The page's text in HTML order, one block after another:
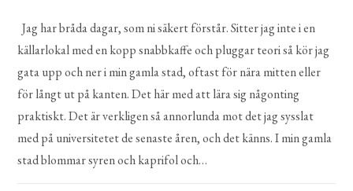
Jag har bråda dagar, som ni säkert förstår. Sitter jag inte i en
källarlokal med en kopp snabbkaffe och pluggar teori så kör jag
gata upp och ner i min gamla stad, oftast för nära mitten eller
för långt ut på kanten. Det här med att lära sig någonting
praktiskt. Det är verkligen så annorlunda mot det jag sysslat
med på universitetet de senaste åren, och det känns. I min gamla
stad blommar syren och kaprifol och…